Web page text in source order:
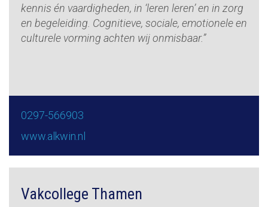
kennis én vaardigheden, in ‘leren leren’ en in zorg
en begeleiding. Cognitieve, sociale, emotionele en
culturele vorming achten wij onmisbaar.”
0297-566903
www.alkwin.nl
Vakcollege Thamen